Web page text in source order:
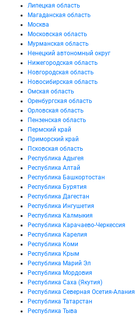
Липецкая область
Магаданская область
Москва
Московская область
Мурманская область
Ненецкий автономный округ
Нижегородская область
Новгородская область
Новосибирская область
Омская область
Оренбургская область
Орловская область
Пензенская область
Пермский край
Приморский край
Псковская область
Республика Адыгея
Республика Алтай
Республика Башкортостан
Республика Бурятия
Республика Дагестан
Республика Ингушетия
Республика Калмыкия
Республика Карачаево-Черкессия
Республика Карелия
Республика Коми
Республика Крым
Республика Марий Эл
Республика Мордовия
Республика Саха (Якутия)
Республика Северная Осетия-Алания
Республика Татарстан
Республика Тыва